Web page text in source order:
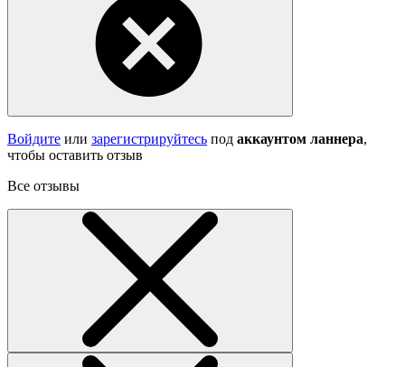
Войдите или зарегистрируйтесь под аккаунтом ланнера,
чтобы оставить отзыв
Все отзывы